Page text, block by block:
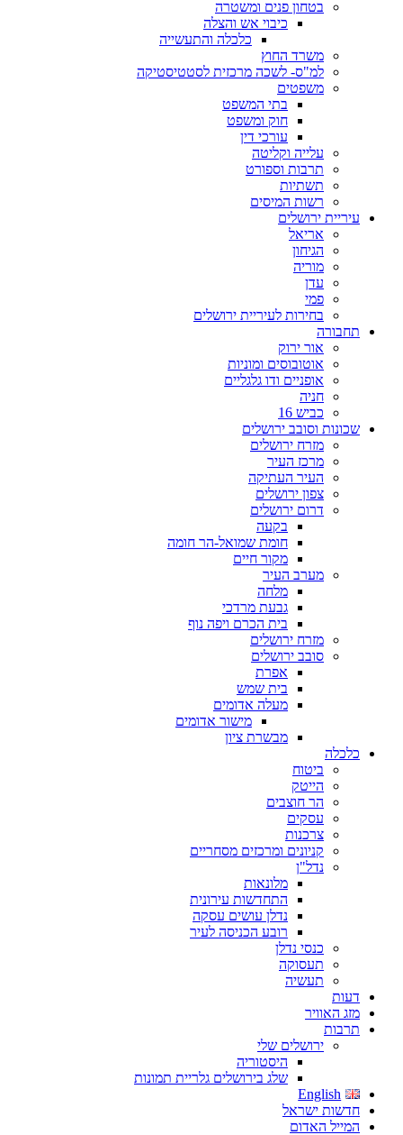
בטחון פנים ומשטרה
כיבוי אש והצלה
כלכלה והתעשייה
משרד החוץ
למ"ס- לשכה מרכזית לסטטיסטיקה
משפטים
בתי המשפט
חוק ומשפט
עורכי דין
עלייה וקליטה
תרבות וספורט
תשתיות
רשות המיסים
עיריית ירושלים
אריאל
הגיחון
מוריה
עדן
פמי
בחירות לעיריית ירושלים
תחבורה
אור ירוק
אוטובוסים ומוניות
אופניים ודו גלגליים
חניה
כביש 16
שכונות וסובב ירושלים
מזרח ירושלים
מרכז העיר
העיר העתיקה
צפון ירושלים
דרום ירושלים
בקעה
חומת שמואל-הר חומה
מקור חיים
מערב העיר
מלחה
גבעת מרדכי
בית הכרם ויפה נוף
מזרח ירושלים
סובב ירושלים
אפרת
בית שמש
מעלה אדומים
מישור אדומים
מבשרת ציון
כלכלה
ביטוח
הייטק
הר חוצבים
עסקים
צרכנות
קניונים ומרכזים מסחריים
נדל"ן
מלונאות
התחדשות עירונית
נדלן עושים עסקה
רובע הכניסה לעיר
כנסי נדלן
תעסוקה
תעשיה
דעות
מזג האוויר
תרבות
ירושלים שלי
היסטוריה
שלג בירושלים גלריית תמונות
English
חדשות ישראל
המייל האדום